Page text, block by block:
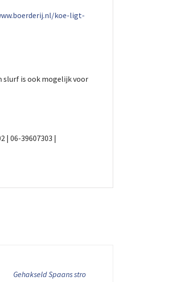
koe-ligt-
slurf is ook mogelijk voor
| 06-39607303 |
Gehakseld Spaans stro